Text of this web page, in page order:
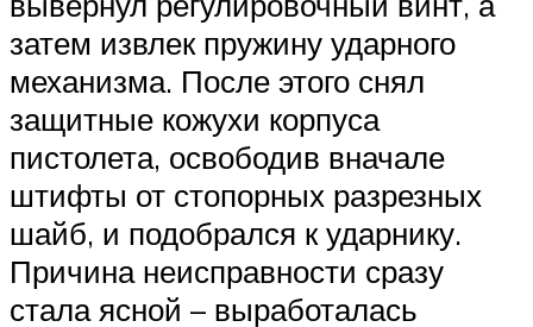
затем извлек пружину ударного
механизма. После этого снял
защитные кожухи корпуса
пистолета, освободив вначале
штифты от стопорных разрезных
шайб, и подобрался к ударнику.
Причина неисправности сразу
стала ясной – выработалась